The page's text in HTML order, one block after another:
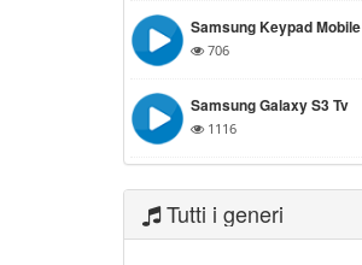
Samsung Keypad Mobile
706
Samsung Galaxy S3 Tv
1116
Tutti i generi